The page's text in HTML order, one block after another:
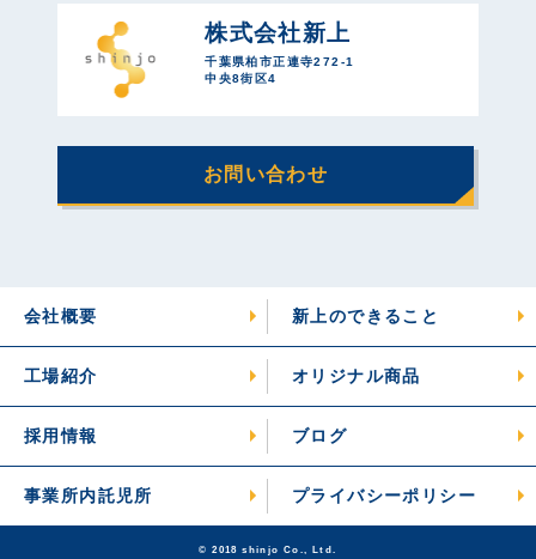
株式会社新上
千葉県柏市正連寺272-1
中央8街区4
お問い合わせ
会社概要
工場紹介
採用情報
事業所内託児所
新上のできること
オリジナル商品
ブログ
プライバシーポリシー
© 2018 shinjo Co., Ltd.